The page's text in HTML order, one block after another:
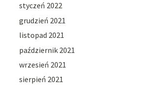
styczeń 2022
grudzień 2021
listopad 2021
październik 2021
wrzesień 2021
sierpień 2021